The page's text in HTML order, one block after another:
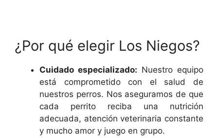
¿Por qué elegir Los Niegos?
Cuidado especializado: Nuestro equipo
está comprometido con el salud de
nuestros perros. Nos aseguramos de que
cada perrito reciba una nutrición
adecuada, atención veterinaria constante
y mucho amor y juego en grupo.